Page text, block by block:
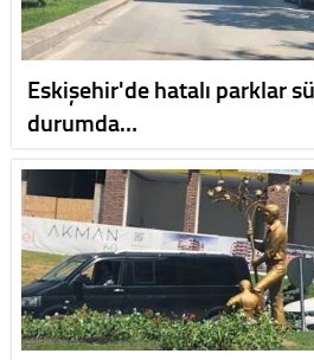
Eskişehir'de hatalı parklar
durumda…